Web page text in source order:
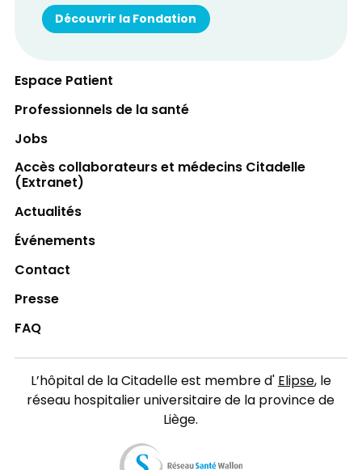
Découvrir la Fondation
Espace Patient
Professionnels de la santé
Jobs
Accès collaborateurs et médecins Citadelle
(Extranet)
Actualités
Événements
Contact
Presse
FAQ
L’hôpital de la Citadelle est membre d'Elipse, le
réseau hospitalier universitaire de la province de
Liège.